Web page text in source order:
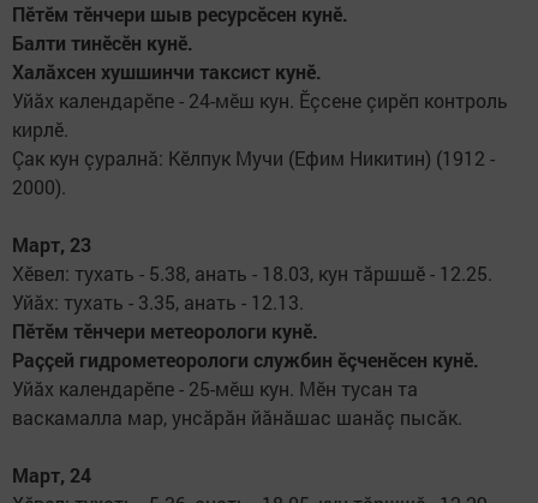
Пӗтӗм тӗнчери шыв ресур­сӗсен кунӗ.
Балти тинӗсӗн кунӗ.
Халăхсен хушшинчи так­сист кунӗ.
Уйăх календарӗпе - 24-мӗш кун. Ӗçсене çирӗп контроль
кирлӗ.
Çак кун çуралнă: Кӗлпук Мучи (Ефим Никитин) (1912 -
2000).
Март, 23
Хӗвел: тухать - 5.38, анать - 18.03, кун тăршшӗ - 12.25.
Уйăх: тухать - 3.35, анать - 12.13.
Пӗтӗм тӗнчери метеорологи кунӗ.
Раççей гидрометеорологи службин ӗçченӗсен кунӗ.
Уйăх календарӗпе - 25-мӗш кун. Мӗн тусан та
васкамалла мар, унсăрăн йăнăшас шанăç пысăк.
Март, 24